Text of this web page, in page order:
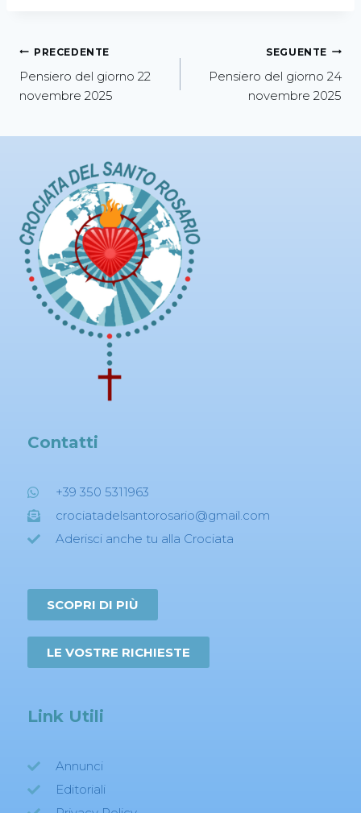
PRECEDENTE
Pensiero del giorno 22
novembre 2025
SEGUENTE
Pensiero del giorno 24
novembre 2025
Contatti
+39 350 5311963
crociatadelsantorosario@gmail.com
Aderisci anche tu alla Crociata
SCOPRI DI PIÙ
LE VOSTRE RICHIESTE
Link Utili
Annunci
Editoriali